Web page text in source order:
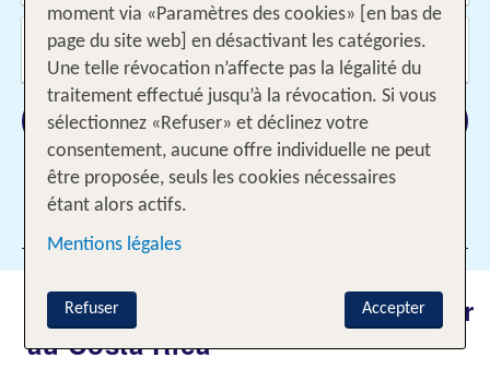
Voyageurs?
2 Adultes
Rechercher
Le meilleur moment pour voyager
au Costa Rica
moment via «Paramètres des cookies» [en bas de
page du site web] en désactivant les catégories.
Une telle révocation n’affecte pas la légalité du
traitement effectué jusqu’à la révocation. Si vous
sélectionnez «Refuser» et déclinez votre
consentement, aucune offre individuelle ne peut
être proposée, seuls les cookies nécessaires
étant alors actifs.
Mentions légales
Accepter
Refuser